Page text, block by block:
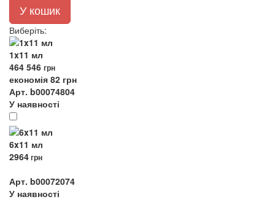
У кошик
Виберіть:
1x11 мл
464 546 грн
економія 82 грн
Арт. b00074804
У наявності
6x11 мл
2964грн
Арт. b00072074
У наявності